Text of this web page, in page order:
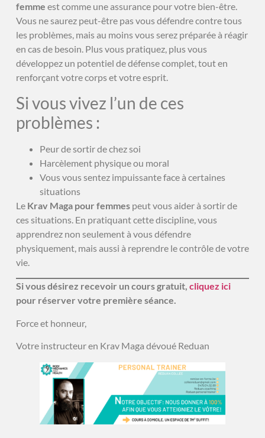
femme est comme une assurance pour votre bien-être.
Vous ne saurez peut-être pas vous défendre contre tous
les problèmes, mais au moins vous serez préparée à réagir
en cas de besoin. Plus vous pratiquez, plus vous
développez un potentiel de défense complet, tout en
renforçant votre corps et votre esprit.
Si vous vivez l’un de ces
problèmes :
Peur de sortir de chez soi
Harcèlement physique ou moral
Vous vous sentez impuissante face à certaines
situations
Le Krav Maga pour femmespeut vous aider à sortir de
ces situations. En pratiquant cette discipline, vous
apprendrez non seulement à vous défendre
physiquement, mais aussi à reprendre le contrôle de votre
vie.
Si vous désirez recevoir un cours gratuit, cliquez ici
pour réserver votre première séance.
Force et honneur,
Votre instructeur en Krav Maga dévoué Reduan